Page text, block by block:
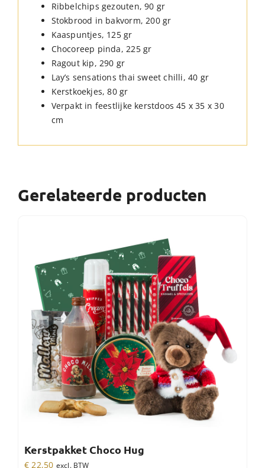
Ribbelchips gezouten, 90 gr
Stokbrood in bakvorm, 200 gr
Kaaspuntjes, 125 gr
Chocoreep pinda, 225 gr
Ragout kip, 290 gr
Lay’s sensations thai sweet chilli, 40 gr
Kerstkoekjes, 80 gr
Verpakt in feestlijke kerstdoos 45 x 35 x 30
cm
Gerelateerde producten
Kerstpakket Choco Hug
€ 22,50 excl. BTW